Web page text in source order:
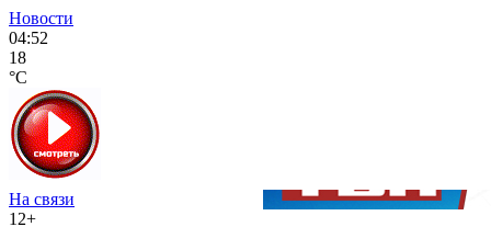
Новости
04:52
18
°C
На связи
12+